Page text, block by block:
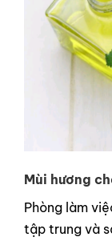
Mùi hương
Phòng làm
tập trung và